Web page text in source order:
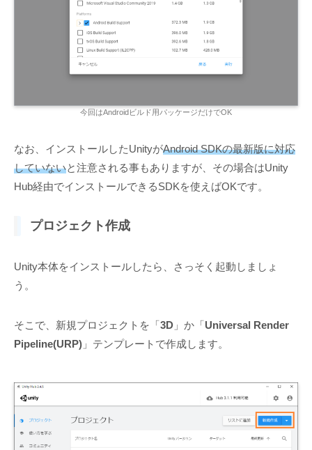
今回はAndroidビルド用パッケージだけでOK
なお、インストールしたUnityがAndroid SDKの最新版に対応
していないと注意される事もありますが、その場合はUnity
Hub経由でインストールできるSDKを使えばOKです。
プロジェクト作成
Unity本体をインストールしたら、さっそく起動しましょ
う。
そこで、新規プロジェクトを「3D 」か「Universal Render
Pipeline(URP) 」テンプレートで作成します。